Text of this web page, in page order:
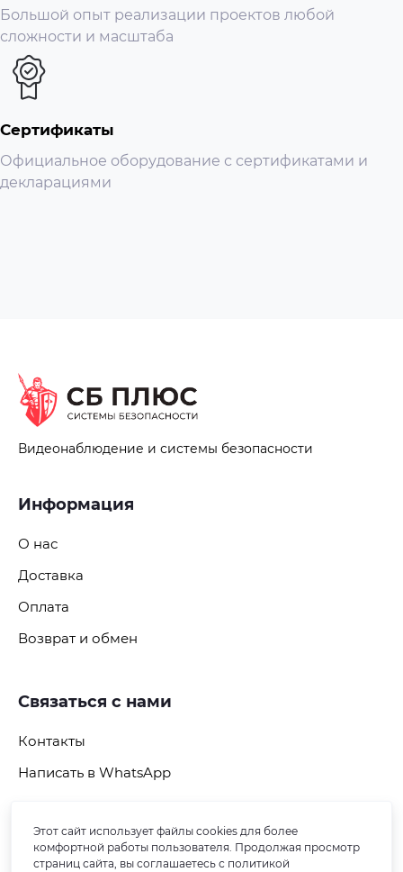
Большой опыт реализации проектов любой
сложности и масштаба
Сертификаты
Официальное оборудование с сертификатами и
декларациями
Видеонаблюдение и системы безопасности
Информация
О нас
Доставка
Оплата
Возврат и обмен
Связаться с нами
Контакты
Написать в WhatsApp
Подпишитесь на рассылку
Этот сайт использует файлы cookies для более
комфортной работы пользователя. Продолжая просмотр
страниц сайта, вы соглашаетесь с политикой